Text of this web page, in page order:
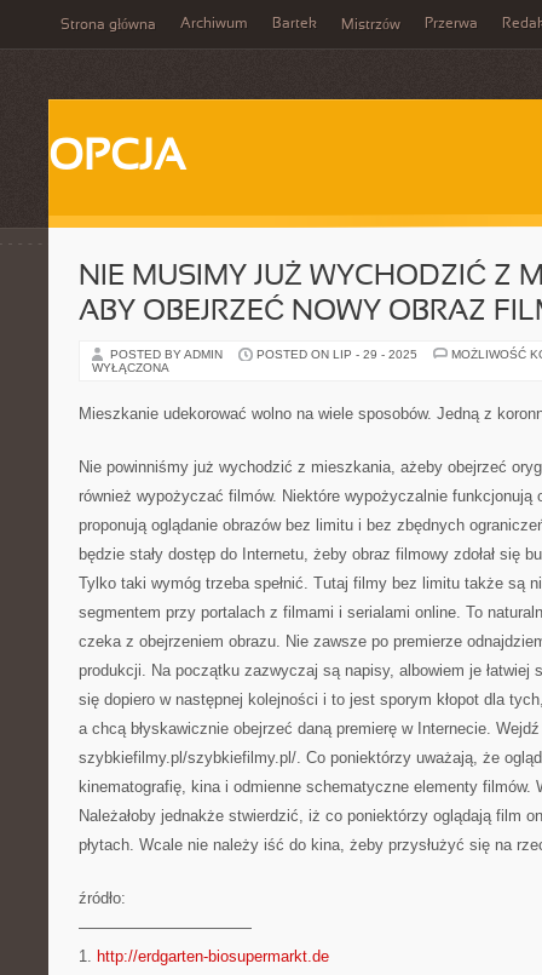
Strona główna Archiwum Bartek Mistrzów Przerwa
OPCJA
NIE MUSIMY JUŻ WYCHODZIĆ Z
ABY OBEJRZEĆ NOWY OBRAZ
POSTED BY ADMIN POSTED ON LIP - 29 - 2025
MOŻLIWOŚĆ
WYŁĄCZONA
Mieszkanie udekorować wolno na wiele sposobów. Jedną z
Nie powinniśmy już wychodzić z mieszkania, ażeby obejrzeć
również wypożyczać filmów. Niektóre wypożyczalnie funkcjonują
proponują oglądanie obrazów bez limitu i bez zbędnych
będzie stały dostęp do Internetu, żeby obraz filmowy zdołał się
Tylko taki wymóg trzeba spełnić. Tutaj filmy bez limitu także są
segmentem przy portalach z filmami i serialami online. To
czeka z obejrzeniem obrazu. Nie zawsze po premierze
produkcji. Na początku zazwyczaj są napisy, albowiem je łatwiej
się dopiero w następnej kolejności i to jest sporym kłopot dla
a chcą błyskawicznie obejrzeć daną premierę w Internecie.
szybkiefilmy.pl/szybkiefilmy.pl/. Co poniektórzy uważają, że
kinematografię, kina i odmienne schematyczne elementy filmów.
Należałoby jednakże stwierdzić, iż co poniektórzy oglądają film
płytach. Wcale nie należy iść do kina, żeby przysłużyć się na
źródło:
———————————
1. http://erdgarten-biosupermarkt.de